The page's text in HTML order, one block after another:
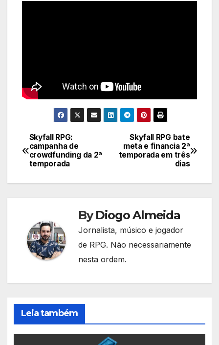
Navegação
de
Post
Skyfall RPG bate
meta e financia 2ª
temporada em três
dias
Skyfall RPG:
campanha de
crowdfunding da 2ª
temporada
ByDiogo Almeida
Jornalista, músico e jogador
de RPG. Não necessariamente
nesta ordem.
Leia também